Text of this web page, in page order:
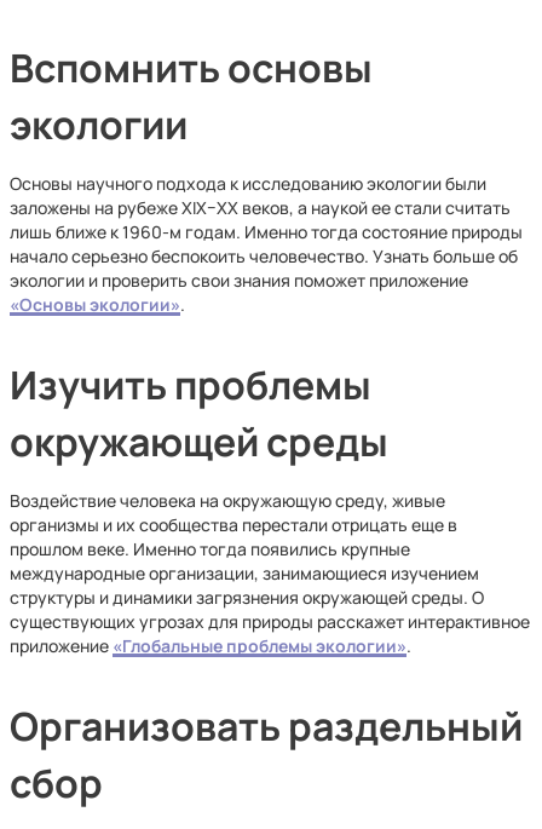
Вспомнить основы
экологии
Основы научного подхода к исследованию экологии были
заложены на рубеже XIX–XX веков, а наукой ее стали считать
лишь ближе к 1960-м годам. Именно тогда состояние природы
начало серьезно беспокоить человечество. Узнать больше об
экологии и проверить свои знания поможет приложение
«Основы экологии».
Изучить проблемы
окружающей среды
Воздействие человека на окружающую среду, живые
организмы и их сообщества перестали отрицать еще в
прошлом веке. Именно тогда появились крупные
международные организации, занимающиеся изучением
структуры и динамики загрязнения окружающей среды. О
существующих угрозах для природы расскажет интерактивное
приложение «Глобальные проблемы экологии».
Организовать раздельный
сбор